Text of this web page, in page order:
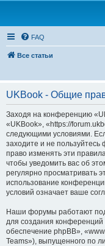
FAQ
Все статьи
UKBook - Общие
Заходя на конференцию
«UKBook», «https://
следующими условиями.
заходите и не
право изменять эти
чтобы уведомить вас об
регулярно просматривать
использование
условий означает ваше
Наши форумы работают
для создания
обеспечение phpBB»,
Teams»), выпущенного по